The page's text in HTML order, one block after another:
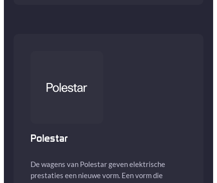
Polestar
De wagens van Polestar geven elektrische
prestaties een nieuwe vorm. Een vorm die